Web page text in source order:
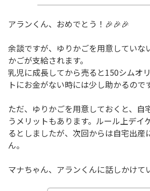
アランくん、おめでとう！🎉🎉🎉
余談ですが、ゆりかごを用意していな
かごが支給されます。
乳児に成長してから売ると150シムオ
トにお金がない時には少し助かるので
ただ、ゆりかごを用意しておくと、自
うメリットもあります。ルール上デイ
るとしましたが、次回からは自宅出産
ん。
マナちゃん、アランくんに話しかけて